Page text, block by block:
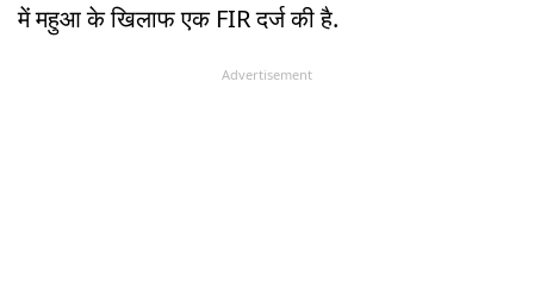
में महुआ के खिलाफ एक FIR दर्ज की है.
Advertisement